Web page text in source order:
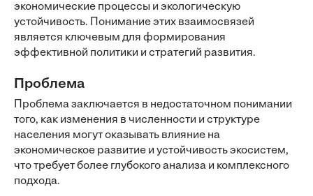
экономические процессы и экологическую
устойчивость. Понимание этих взаимосвязей
является ключевым для формирования
эффективной политики и стратегий развития.
Проблема
Проблема заключается в недостаточном понимании
того, как изменения в численности и структуре
населения могут оказывать влияние на
экономическое развитие и устойчивость экосистем,
что требует более глубокого анализа и комплексного
подхода.